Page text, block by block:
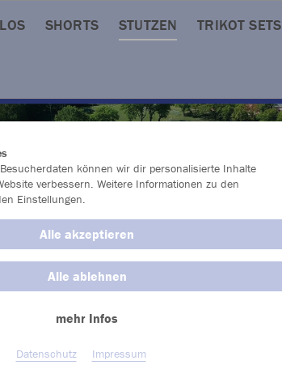
SHORTS STUTZEN TRIKOT SETS
können wir dir personalisierte Inhalte
verbessern. Weitere Informationen zu den
Einstellungen.
Alle akzeptieren
Alle ablehnen
mehr Infos
Datenschutz Impressum